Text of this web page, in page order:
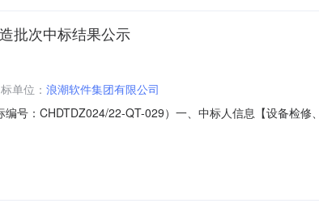
批次中标结果公示
单位： 浪潮软件集团有限公司
号：CHDTDZ024/22-QT-029）一、中标人信息【设备检修
国际金融中心9号楼11层联系人：李清松电话：0431-